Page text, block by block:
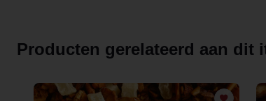
Producten gerelateerd aan dit